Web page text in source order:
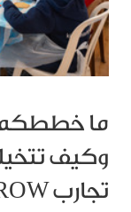
ما خططكم
وكيف
تجارب STEM TO GROW؟